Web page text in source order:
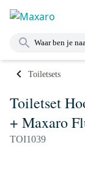
Toiletsets
Toiletset
+ Maxaro
TOI1039